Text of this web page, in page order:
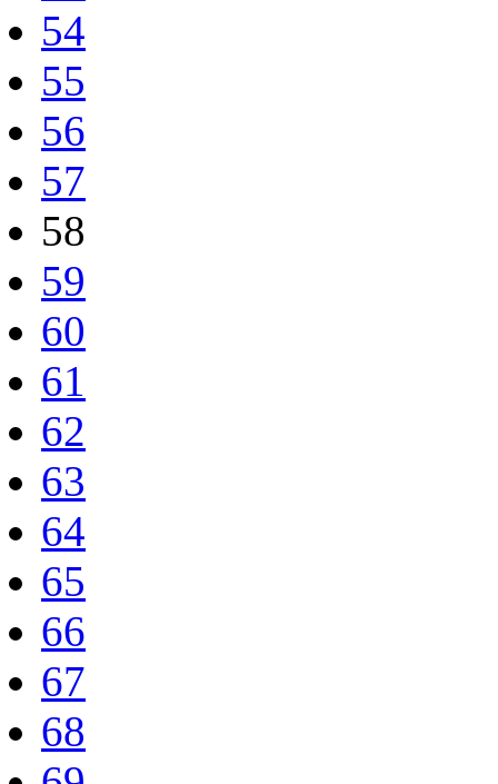
54
55
56
57
58
59
60
61
62
63
64
65
66
67
68